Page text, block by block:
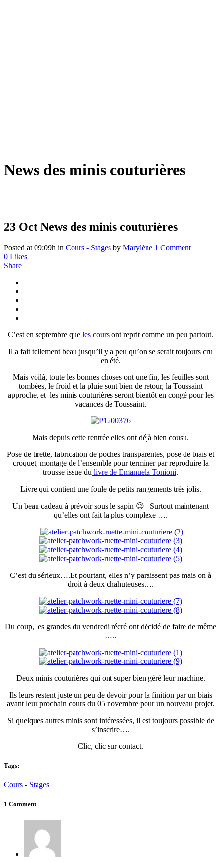
News des minis couturières
23 Oct News des minis couturières
Posted at 09:09h in Cours - Stages by Marylène 1 Comment
0 Likes
Share
C’est en septembre que les cours ont reprit comme un peu partout.
Il a fait tellement beau jusqu’il y a peu qu’on se serait toujours cru
en été.
Mais voilà, toute les bonnes choses ont une fin, les feuilles sont
tombées, le froid et la pluie sont bien de retour, la Toussaint
approche, et les minis couturières seront bientôt en congé pour les
vacances de Toussaint.
Mais depuis cette rentrée elles ont déjà bien cousu.
Pose de tirette, fabrication de poches transparentes, pose de biais et
croquet, montage de l’ensemble pour terminer par reproduire la
trousse issue du livre de Emanuela Tonioni.
Livre qui contient une foule de petits rangements très jolis.
Un beau cadeau à prévoir sous le sapin 😉 . Surtout maintenant
qu’elles ont fait la plus complexe ….
C’est du sérieux….Et pourtant, elles n’y paraissent pas mais on à
droit à deux chahuteuses….
Du coup, les grandes du vendredi récré ont décidé de faire de même
…..
Deux minis couturières qui ont super bien géré leur machine.
Ils leurs restent juste un peu de devoir pour la finition par un biais
avant leur prochain cours du 05 novembre pour un nouveau projet.
Si quelques autres minis sont intéressées, il est toujours possible de
s’inscrire….
Clic, clic sur contact.
Tags:
Cours - Stages
1 Comment